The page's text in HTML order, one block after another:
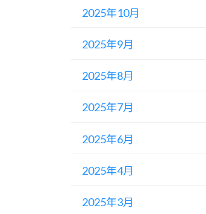
2025年10月
2025年9月
2025年8月
2025年7月
2025年6月
2025年4月
2025年3月